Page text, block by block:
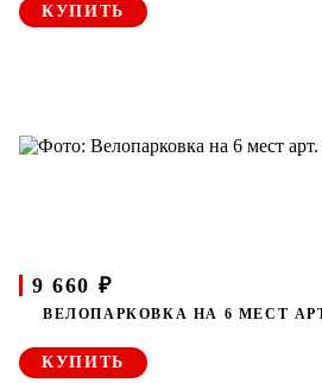
КУПИТЬ
9 660 ₽
ВЕЛОПАРКОВКА НА 6 МЕСТ
КУПИТЬ